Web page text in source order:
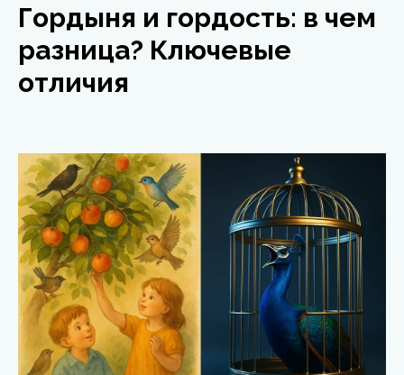
Гордыня и гордость: в чем
разница? Ключевые
отличия